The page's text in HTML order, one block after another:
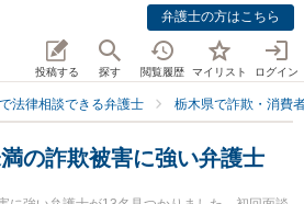
弁護士の方はこちら
投稿する 探す 閲覧履歴 マイリスト ログイン
法律相談できる弁護士 栃木県で詐欺・消費
の詐欺被害に強い弁護士